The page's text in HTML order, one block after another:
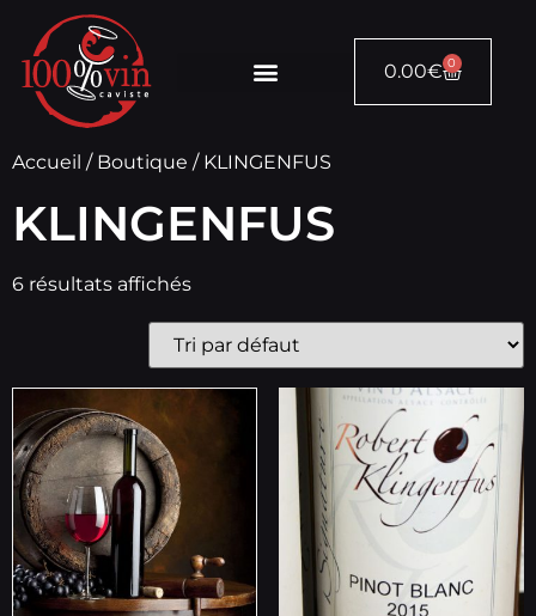
0.00€ 0
Accueil / Boutique / KLINGENFUS
KLINGENFUS
6 résultats affichés